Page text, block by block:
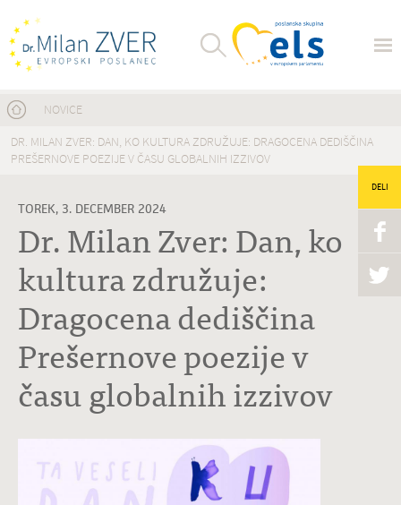
Nahajate se tukaj
NOVICE
DR. MILAN ZVER: DAN, KO KULTURA ZDRUŽUJE: DRAGOCENA DEDIŠČINA
PREŠERNOVE POEZIJE V ČASU GLOBALNIH IZZIVOV
TOREK, 3. DECEMBER 2024
Dr. Milan Zver: Dan, ko
kultura združuje:
Dragocena dediščina
Prešernove poezije v
času globalnih izzivov
DELI